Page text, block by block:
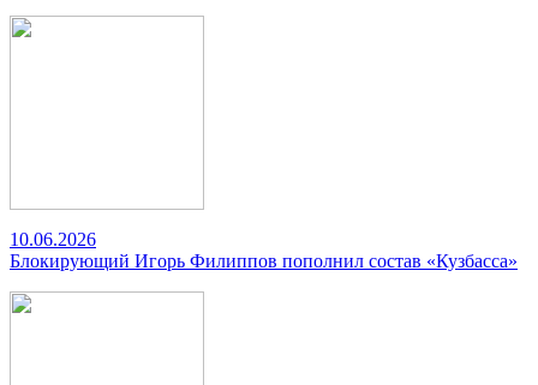
10.06.2026
Блокирующий Игорь Филиппов пополнил состав «Кузбасса»